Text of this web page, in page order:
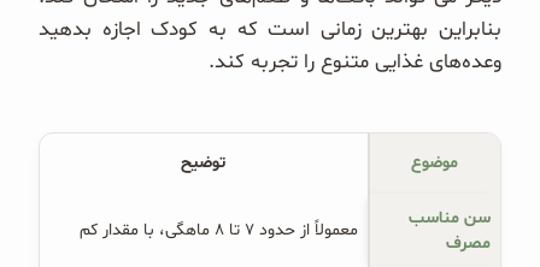
بنابراین بهترین زمانی است که به کودک اجازه بدهید
وعده‌های غذایی متنوع را تجربه کند.
موضوع توضیح
سن مناسب
مصرف
معمولاً از حدود ۷ تا ۸ ماهگی، با مقدار کم